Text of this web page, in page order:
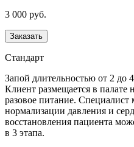
3 000 руб.
Заказать
Стандарт
Запой длительностью от 2 до
Клиент размещается в палате
разовое питание. Специалист
нормализации давления и
восстановления пациента
в 3 этапа.